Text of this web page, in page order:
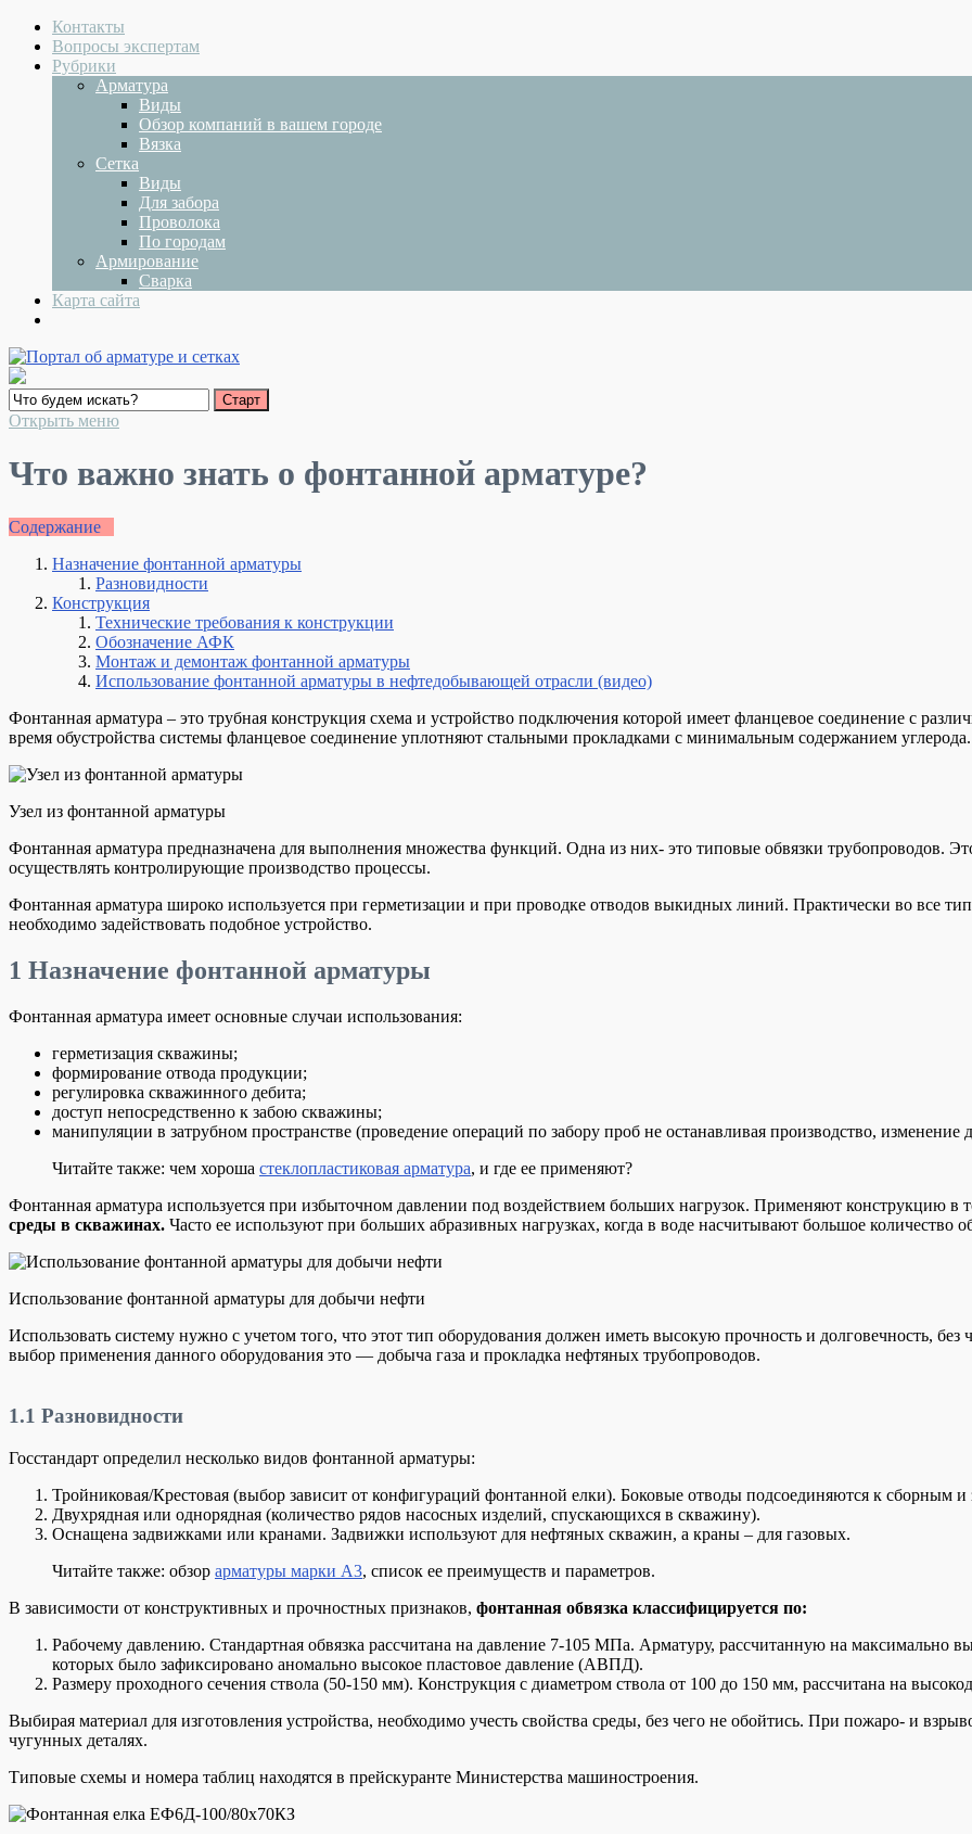
Контакты
Вопросы экспертам
Рубрики
Арматура
Виды
Обзор компаний в вашем городе
Вязка
Сетка
Виды
Для забора
Проволока
По городам
Армирование
Сварка
Карта сайта
Открыть меню
Что важно знать о фонтанной арматуре?
Содержание
Назначение фонтанной арматуры
Разновидности
Конструкция
Технические требования к конструкции
Обозначение АФК
Монтаж и демонтаж фонтанной арматуры
Использование фонтанной арматуры в нефтедобывающей отрасли (видео)
Фонтанная арматура – это трубная конструкция схема и устройство подключения которой имеет фланцевое соединение с
время обустройства системы фланцевое соединение уплотняют стальными прокладками с минимальным содержанием углерода.
Узел из фонтанной арматуры
Фонтанная арматура предназначена для выполнения множества функций. Одна из них- это типовые обвязки трубопроводов.
осуществлять контролирующие производство процессы.
Фонтанная арматура широко используется при герметизации и при проводке отводов выкидных линий. Практически во все
необходимо задействовать подобное устройство.
1 Назначение фонтанной арматуры
Фонтанная арматура имеет основные случаи использования:
герметизация скважины;
формирование отвода продукции;
регулировка скважинного дебита;
доступ непосредственно к забою скважины;
манипуляции в затрубном пространстве (проведение операций по забору проб не останавливая производство,
Читайте также: чем хороша стеклопластиковая арматура, и где ее применяют?
Фонтанная арматура используется при избыточном давлении под воздействием больших нагрузок. Применяют конструкцию в
среды в скважинах. Часто ее используют при больших абразивных нагрузках, когда в воде насчитывают большое количество
Использование фонтанной арматуры для добычи нефти
Использовать систему нужно с учетом того, что этот тип оборудования должен иметь высокую прочность и долговечность,
выбор применения данного оборудования это — добыча газа и прокладка нефтяных трубопроводов.
1.1 Разновидности
Госстандарт определил несколько видов фонтанной арматуры:
Тройниковая/Крестовая (выбор зависит от конфигураций фонтанной елки). Боковые отводы подсоединяются к
Двухрядная или однорядная (количество рядов насосных изделий, спускающихся в скважину).
Оснащена задвижками или кранами. Задвижки используют для нефтяных скважин, а краны – для газовых.
Читайте также: обзор арматуры марки А3, список ее преимуществ и параметров.
В зависимости от конструктивных и прочностных признаков, фонтанная обвязка классифицируется по:
Рабочему давлению. Стандартная обвязка рассчитана на давление 7-105 МПа. Арматуру, рассчитанную на максимально
которых было зафиксировано аномально высокое пластовое давление (АВПД).
Размеру проходного сечения ствола (50-150 мм). Конструкция с диаметром ствола от 100 до 150 мм, рассчитана на
Выбирая материал для изготовления устройства, необходимо учесть свойства среды, без чего не обойтись. При пожаро- и
чугунных деталях.
Типовые схемы и номера таблиц находятся в прейскуранте Министерства машиностроения.